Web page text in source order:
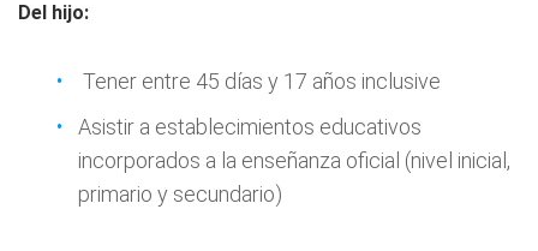
Del hijo:
Tener entre 45 días y 17 años inclusive
Asistir a establecimientos educativos
incorporados a la enseñanza oficial (nivel inicial,
primario y secundario)